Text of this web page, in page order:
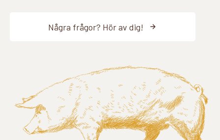
Några frågor? Hör av dig!